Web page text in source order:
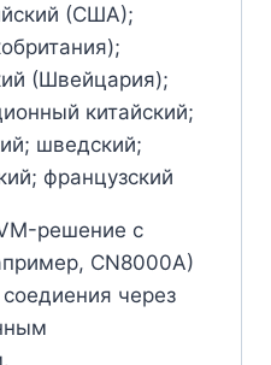
(США);
(Швейцария);
китайский;
шведский;
французский
решение с
CN8000A)
через